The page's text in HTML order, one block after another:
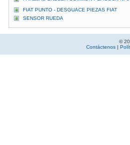
FIAT PUNTO - DESGUACE PIEZAS FIAT
SENSOR RUEDA
©
Contáctenos |